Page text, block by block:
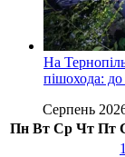
На
пішохода:
Серпень
Пн Вт Ср Чт Пт
1